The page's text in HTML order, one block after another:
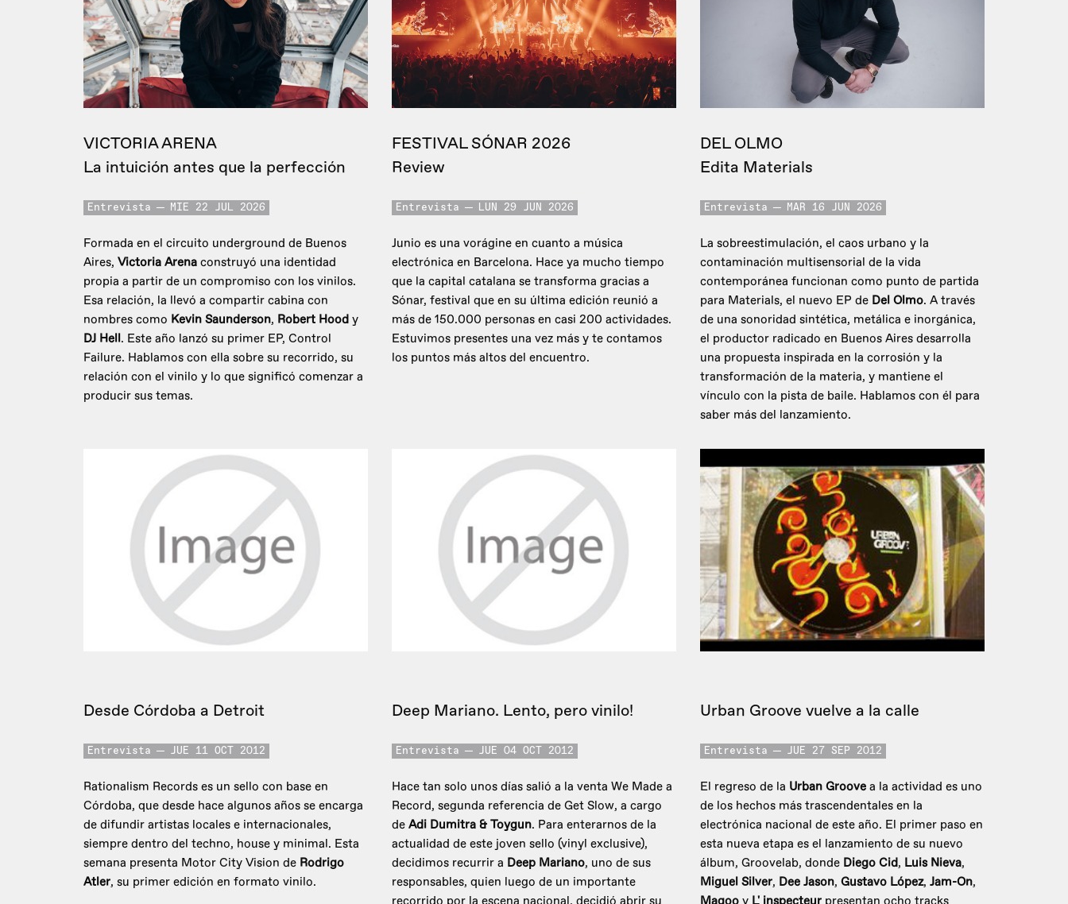
VICTORIA ARENA
La intuición antes que la perfección
Entrevista MIE 22 JUL 2026
Formada en el circuito underground de Buenos
Aires, Victoria Arena construyó una identidad
propia a partir de un compromiso con los vinilos.
Esa relación, la llevó a compartir cabina con
nombres como Kevin Saunderson, Robert Hood y
DJ Hell. Este año lanzó su primer EP, Control
Failure. Hablamos con ella sobre su recorrido, su
relación con el vinilo y lo que significó comenzar a
producir sus temas.
FESTIVAL SÓNAR 2026
Review
Entrevista LUN 29 JUN 2026
Junio es una vorágine en cuanto a música
electrónica en Barcelona. Hace ya mucho tiempo
que la capital catalana se transforma gracias a
Sónar, festival que en su última edición reunió a
más de 150.000 personas en casi 200 actividades.
Estuvimos presentes una vez más y te contamos
los puntos más altos del encuentro.
DEL OLMO
Edita Materials
Entrevista MAR 16 JUN 2026
La sobreestimulación, el caos urbano y la
contaminación multisensorial de la vida
contemporánea funcionan como punto de partida
para Materials, el nuevo EP de Del Olmo. A través
de una sonoridad sintética, metálica e inorgánica,
el productor radicado en Buenos Aires desarrolla
una propuesta inspirada en la corrosión y la
transformación de la materia, y mantiene el
vínculo con la pista de baile. Hablamos con él para
saber más del lanzamiento.
Desde Córdoba a Detroit
Entrevista JUE 11 OCT 2012
Rationalism Records es un sello con base en
Córdoba, que desde hace algunos años se encarga
de difundir artistas locales e internacionales,
siempre dentro del techno, house y minimal. Esta
semana presenta Motor City Vision de Rodrigo
Atler, su primer edición en formato vinilo.
Deep Mariano. Lento, pero vinilo!
Entrevista JUE 04 OCT 2012
Hace tan solo unos días salió a la venta We Made a
Record, segunda referencia de Get Slow, a cargo
de Adi Dumitra & Toygun. Para enterarnos de la
actualidad de este joven sello (vinyl exclusive),
decidimos recurrir a Deep Mariano, uno de sus
responsables, quien luego de un importante
Urban Groove vuelve a la calle
Entrevista JUE 27 SEP 2012
El regreso de la Urban Groove a la actividad es uno
de los hechos más trascendentales en la
electrónica nacional de este año. El primer paso en
esta nueva etapa es el lanzamiento de su nuevo
álbum, Groovelab, donde Diego Cid, Luis Nieva,
Miguel Silver, Dee Jason, Gustavo López, Jam-On,